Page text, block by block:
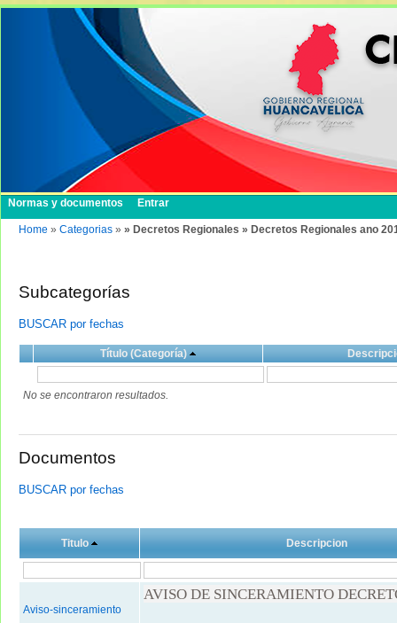
Normas y documentos Entrar
Home » Categorias » » Decretos Regionales » Decretos Regionales ano
Subcategorías
BUSCAR por fechas
Título (Categoría)
No se encontraron resultados.
Documentos
BUSCAR por fechas
Titulo Descripcion
Aviso-sinceramiento
AVISO DE SINCERAMIENTO